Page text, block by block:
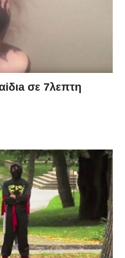
σε 7λεπτη